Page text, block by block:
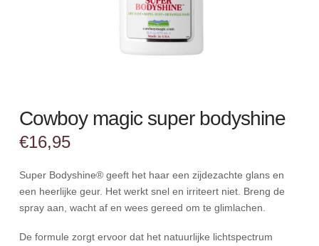
Cowboy magic super bodyshine
€16,95
Super Bodyshine® geeft het haar een zijdezachte glans en
een heerlijke geur. Het werkt snel en irriteert niet. Breng de
spray aan, wacht af en wees gereed om te glimlachen.
De formule zorgt ervoor dat het natuurlijke lichtspectrum